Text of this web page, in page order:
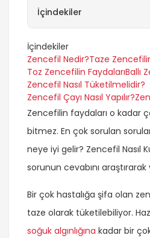
İçindekiler
İçindekiler
Zencefil Nedir?Taze
Toz Zencefilin FaydalarıBallı
Zencefil Nasıl Tüketilmelidir?
Zencefil Çayı Nasıl Yapılır?
Zencefilin faydaları o kadar
bitmez. En çok sorulan
neye iyi gelir? Zencefil Nasıl
sorunun cevabını araştırarak
Bir çok hastalığa şifa olan
taze olarak tüketilebiliyor.
soğuk algınlığına kadar bir